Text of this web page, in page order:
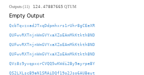
Outputs (11) 124.47887665 QTUM
Empty Output
QcbTqvzxadJTxqDdpmhxrs1rUhr8gCEeXR
QUFwvRXTnjnWmGVYxaXZoEAmMkKtkth8ND
QUFwvRXTnjnWmGVYxaXZoEAmMkKtkth8ND
QUFwvRXTnjnWmGVYxaXZoEAmMkKtkth8ND
QVz8z9yvqpxcrCVQQ5wKWdi2By9ayrpeBY
QS2LXLscB9aN1SRAiDQf19o2Jso6AUBeut